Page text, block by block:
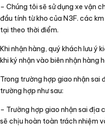
– Chúng tôi sẽ sử dụng xe vận
đầu tính từ kho của N3F. các
tại theo thời điểm.
Khi nhận hàng, quý khách lưu ý
khi ký nhận vào biên nhận hàng
Trong trường hợp giao nhận sai
trường hợp như sau:
– Trường hợp giao nhận sai địa
sẽ chịu hoàn toàn trách nhiệm